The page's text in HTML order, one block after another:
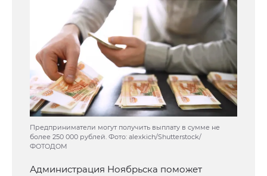
Предприниматели могут получить выплату в сумме не
более 250 000 рублей. Фото: alexkich/Shutterstock/
ФОТОДОМ
Администрация Ноябрьска поможет